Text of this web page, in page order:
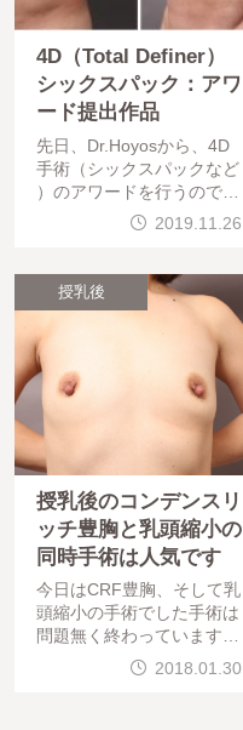
4D（Total Definer）
シックスパック：アワ
ード提出作品
先日、Dr.Hoyosから、4D
手術（シックスパックなど
）のアワードを行うので提
出しないかというメール（
回の私の提出作品（モ
2019.11.26
授乳後
授乳後のコンデンスリ
ッチ豊胸と乳頭縮小の
同時手術は人気です
今日はCRF豊胸、そして乳
頭縮小の手術でした手術は
問題無く終わっています。
仕上がりを楽しみにしてい
てください。さて今日は授
2018.01.30